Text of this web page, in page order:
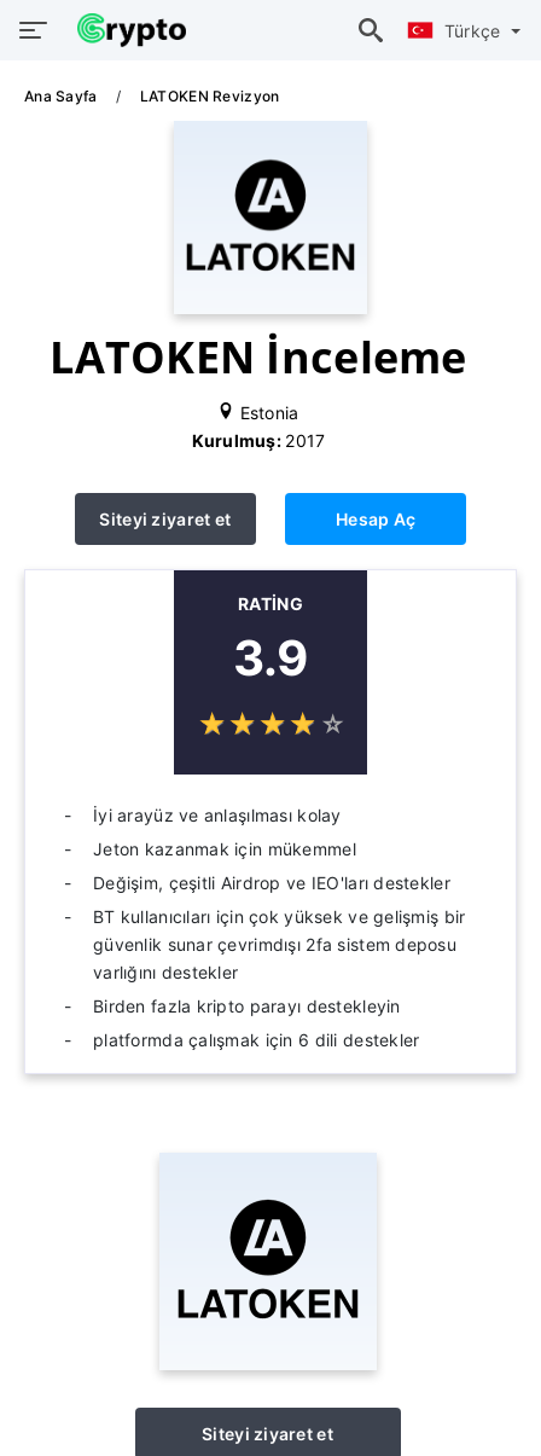
Türkçe
Ana Sayfa LATOKEN Revizyon
LATOKEN İnceleme
Estonia
Kurulmuş: 2017
Siteyi ziyaret et Hesap Aç
RATING
3.9
☆☆☆☆ ☆
★★★★ ★
İyi arayüz ve anlaşılması kolay
Jeton kazanmak için mükemmel
Değişim, çeşitli Airdrop ve IEO'ları destekler
BT kullanıcıları için çok yüksek ve gelişmiş bir
güvenlik sunar çevrimdışı 2fa sistem deposu
varlığını destekler
Birden fazla kripto parayı destekleyin
platformda çalışmak için 6 dili destekler
Siteyi ziyaret et